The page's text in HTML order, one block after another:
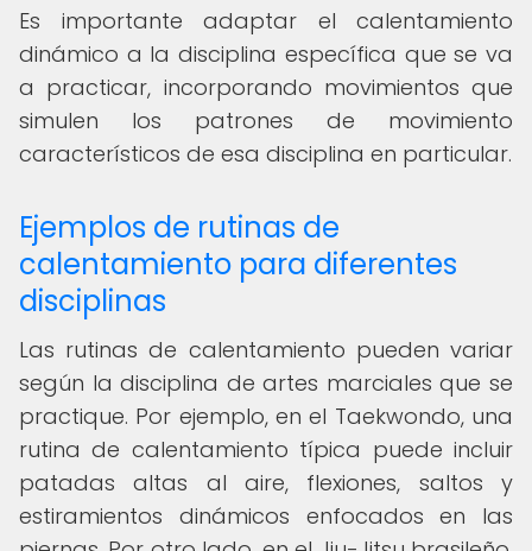
Es importante adaptar el calentamiento
dinámico a la disciplina específica que se va
a practicar, incorporando movimientos que
simulen los patrones de movimiento
característicos de esa disciplina en particular.
Ejemplos de rutinas de
calentamiento para diferentes
disciplinas
Las rutinas de calentamiento pueden variar
según la disciplina de artes marciales que se
practique. Por ejemplo, en el Taekwondo, una
rutina de calentamiento típica puede incluir
patadas altas al aire, flexiones, saltos y
estiramientos dinámicos enfocados en las